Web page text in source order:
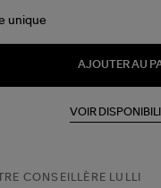
unique
AJOUTER AU
VOIR
CONSEILLÈRE LULLI